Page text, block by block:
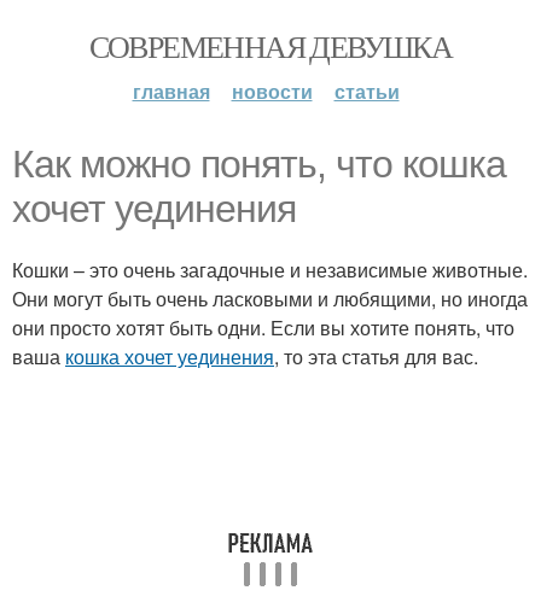
СОВРЕМЕННАЯ ДЕВУШКА
главная новости статьи
Как можно понять, что кошка
хочет уединения
Кошки – это очень загадочные и независимые животные.
Они могут быть очень ласковыми и любящими, но иногда
они просто хотят быть одни. Если вы хотите понять, что
ваша кошка хочет уединения, то эта статья для вас.